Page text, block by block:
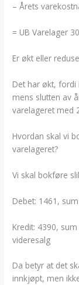
– Årets
= UB Varelager
Er økt eller
Det har økt, fordi
mens slutten av
varelageret med
Hvordan skal vi
varelageret?
Vi skal bokføre
Debet: 1461,
Kredit: 4390,
videresalg
Da betyr at det
innkjøpt, men